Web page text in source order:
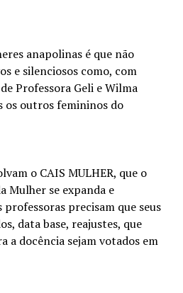
anapolinas é que não
e silenciosos como, com
Professora Geli e Wilma
os outros femininos do
o CAIS MULHER, que o
Mulher se expanda e
precisam que seus
data base, reajustes, que
a docência sejam votados em